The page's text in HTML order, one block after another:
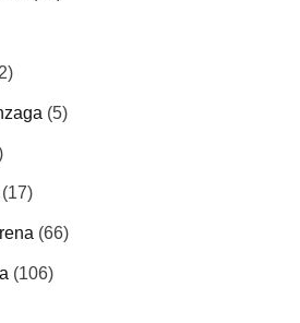
(5)
(17)
(66)
(106)